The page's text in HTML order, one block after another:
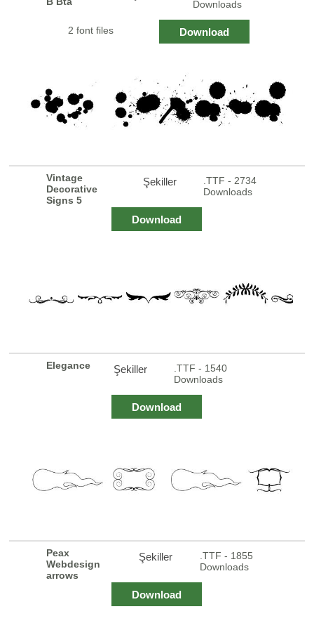
Downloads
2 font files Download
Vintage
Decorative
Signs 5
Şekiller
.TTF - 2734
Downloads
Download
Elegance Şekiller
.TTF - 1540
Downloads
Download
Peax
Webdesign
arrows
Şekiller
.TTF - 1855
Downloads
Download